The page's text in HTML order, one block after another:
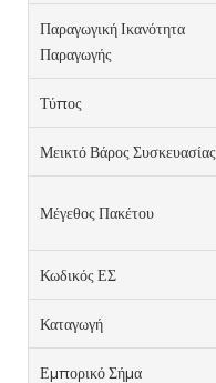
Παραγωγική Ικανότητα
Παραγωγής
Τύπος
Μεικτό Βάρος Συσκευασίας
Μέγεθος Πακέτου
Κωδικός ΕΣ
Καταγωγή
Εμπορικό Σήμα